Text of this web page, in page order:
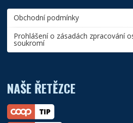
Obchodní podmínky
Prohlášení o zásadách zpracování
soukromí
NAŠE ŘETĚZCE